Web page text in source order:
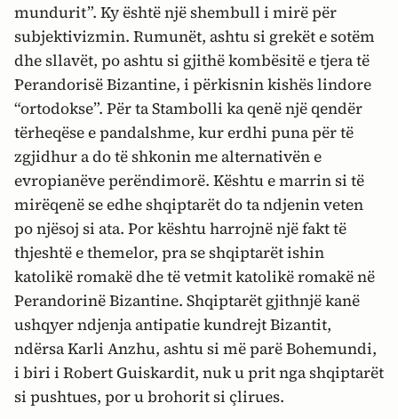
mundurit”. Ky është një shembull i mirë për
subjektivizmin. Rumunët, ashtu si grekët e sotëm
dhe sllavët, po ashtu si gjithë kombësitë e tjera të
Perandorisë Bizantine, i përkisnin kishës lindore
“ortodokse”. Për ta Stambolli ka qenë një qendër
tërheqëse e pandalshme, kur erdhi puna për të
zgjidhur a do të shkonin me alternativën e
evropianëve perëndimorë. Kështu e marrin si të
mirëqenë se edhe shqiptarët do ta ndjenin veten
po njësoj si ata. Por kështu harrojnë një fakt të
thjeshtë e themelor, pra se shqiptarët ishin
katolikë romakë dhe të vetmit katolikë romakë në
Perandorinë Bizantine. Shqiptarët gjithnjë kanë
ushqyer ndjenja antipatie kundrejt Bizantit,
ndërsa Karli Anzhu, ashtu si më parë Bohemundi,
i biri i Robert Guiskardit, nuk u prit nga shqiptarët
si pushtues, por u brohorit si çlirues.